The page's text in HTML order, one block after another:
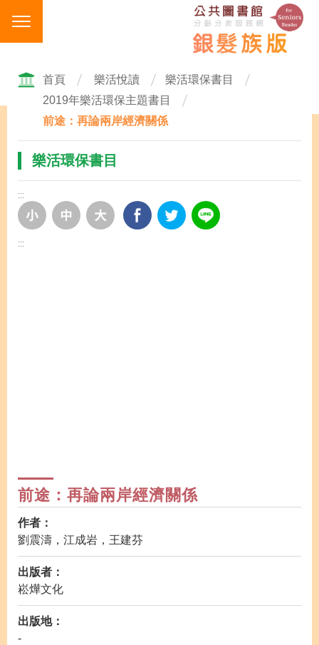
主
首頁 樂活悅讀
樂活環保書目
2019年樂活環保主題書目
前途：再論兩岸經濟關係
樂活環保書目
:::
:::
前途：再論兩岸經濟關係
作者：
劉震濤，江成岩，王建芬
出版者：
崧燁文化
出版地：
-